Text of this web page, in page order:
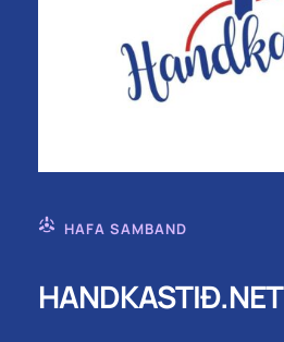
HAFA SAMBAND
HANDKASTIÐ.NET